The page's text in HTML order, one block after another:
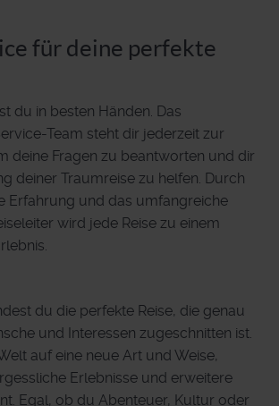
für deine perfekte
du in besten Händen. Das
Team steht dir jederzeit zur
deine Fragen zu beantworten und dir
deiner Traumreise zu helfen. Durch
Erfahrung und das umfangreiche
wird jede Reise zu einem
du die perfekte Reise, die genau
und Interessen zugeschnitten ist.
auf eine neue Art und Weise,
Erlebnisse und erweitere
Egal, ob du Abenteuer, Kultur oder